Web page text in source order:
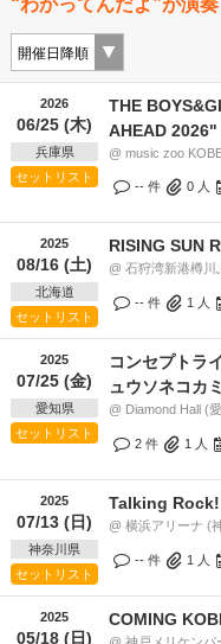
2026
06/25 (木)
兵庫県
セットリスト
THE
AHEAD 2026"
@ music zoo
-- 件 0 人
2025
08/16 (土)
北海道
セットリスト
RISING SUN
@ 石狩湾新港樽
-- 件 1 人
2025
07/25 (金)
愛知県
セットリスト
コンセプトラ
ュウソネコカ
止、とは言い
@ Diamond Hall (
2 件 1 人
2025
07/13 (日)
神奈川県
セットリスト
Talking Rock!
@ 横浜アリーナ (
-- 件 1 人
2025
05/18 (日)
COMING